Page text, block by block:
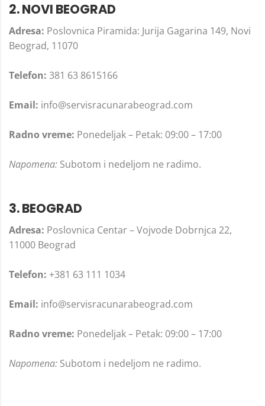
2. NOVI BEOGRAD
Adresa: Poslovnica Piramida: Jurija Gagarina 149, Novi
Beograd, 11070
Telefon: 381 63 8615166
Email: info@servisracunarabeograd.com
Radno vreme: Ponedeljak – Petak: 09:00 – 17:00
Napomena: Subotom i nedeljom ne radimo.
3. BEOGRAD
Adresa: Poslovnica Centar – Vojvode Dobrnjca 22,
11000 Beograd
Telefon: +381 63 111 1034
Email: info@servisracunarabeograd.com
Radno vreme: Ponedeljak – Petak: 09:00 – 17:00
Napomena: Subotom i nedeljom ne radimo.